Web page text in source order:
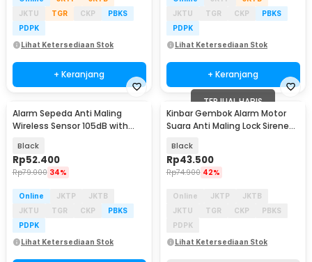
JKTU
TGR CKP
PBKS
PDPK
Lihat Ketersediaan Stok
+ Keranjang
JKTU
TGR CKP
PBKS
PDPK
Lihat Ketersediaan Stok
+ Keranjang
Alarm Sepeda Anti Maling
Wireless Sensor 105dB with
Black
Rp52.400
Rp79.000 34%
Online JKTP
JKTB
JKTU
TGR CKP
PBKS
PDPK
Lihat Ketersediaan Stok
TERJUAL HABIS
Kinbar Gembok Alarm Motor
Suara Anti Maling Lock Sirene
Black
Rp43.500
Rp74.900 42%
Online JKTP
JKTB
JKTU
TGR CKP
PBKS
PDPK
Lihat Ketersediaan Stok